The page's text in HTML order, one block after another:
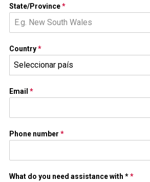
State/Province*
Country*
Seleccionar país
Email *
Phone number *
What do you need assistance with **